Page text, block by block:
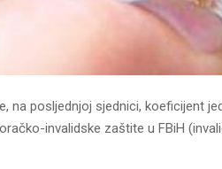
na posljednjoj sjednici, koeficijent
invalidske zaštite u FBiH